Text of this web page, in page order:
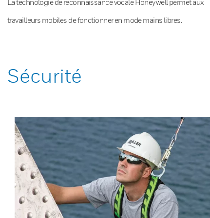
La technologie de reconnaissance vocale Honeywell permet aux
travailleurs mobiles de fonctionner en mode mains libres.
Sécurité